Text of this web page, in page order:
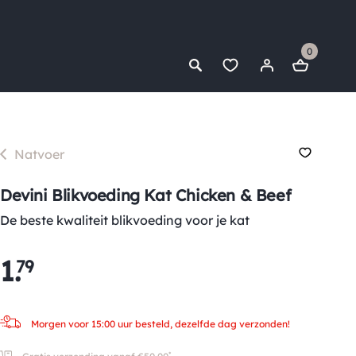
0
Natvoer
Devini Blikvoeding Kat Chicken & Beef
De beste kwaliteit blikvoeding voor je kat
1.79
Morgen voor 15:00 uur besteld, dezelfde dag verzonden!
*